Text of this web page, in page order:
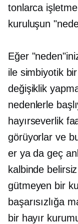
tonlarca
kuruluşun
Eğer
ile simbiyotik
değişiklik
nedenlerle
hayırseverlik
görüyorlar ve
er ya da geç
kalbinde
gütmeyen bir
başarısızlığa
bir hayır